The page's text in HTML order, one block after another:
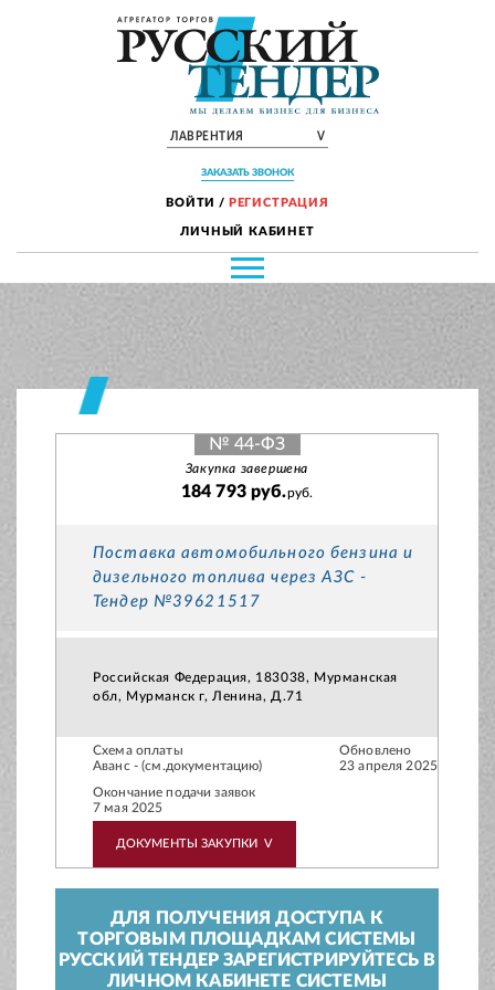
ЛАВРЕНТИЯ V
ЗАКАЗАТЬ ЗВОНОК
ВОЙТИ / РЕГИСТРАЦИЯ
ЛИЧНЫЙ КАБИНЕТ
№ 44-ФЗ
Закупка завершена
184 793 руб.руб.
Поставка автомобильного бензина и
дизельного топлива через АЗС -
Тендер №39621517
Российская Федерация, 183038, Мурманская
обл, Мурманск г, Ленина, Д.71
Схема оплаты
Аванс - (см.документацию)
Обновлено
23 апреля 2025
Окончание подачи заявок
7 мая 2025
ДОКУМЕНТЫ ЗАКУПКИ V
ДЛЯ ПОЛУЧЕНИЯ ДОСТУПА К
ТОРГОВЫМ ПЛОЩАДКАМ СИСТЕМЫ
РУССКИЙ ТЕНДЕР ЗАРЕГИСТРИРУЙТЕСЬ В
ЛИЧНОМ КАБИНЕТЕ СИСТЕМЫ